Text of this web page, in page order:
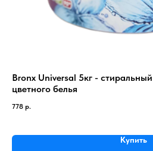
Bronx Universal 5кг -
цветного белья
778 р.
Купить